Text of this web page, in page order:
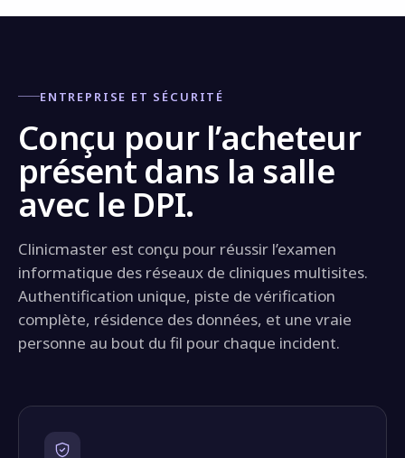
ENTREPRISE ET SÉCURITÉ
Conçu pour l’acheteur
présent dans la salle
avec le DPI.
Clinicmaster est conçu pour réussir l’examen
informatique des réseaux de cliniques multisites.
Authentification unique, piste de vérification
complète, résidence des données, et une vraie
personne au bout du fil pour chaque incident.